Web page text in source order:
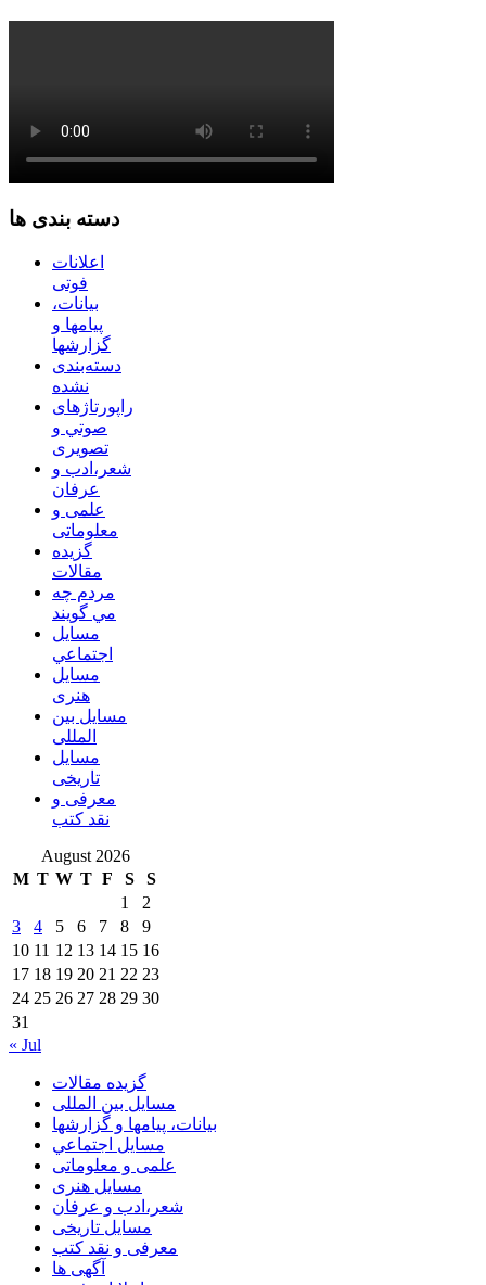
دسته بندی ها
اعلانات
فوتی
بیانات،
پیامها و
گزارشها
دسته‌بندی
نشده
راپورتاژهای
صوتي و
تصويری
شعر،ادب و
عرفان
علمی و
معلوماتی
گزیده
مقالات
مردم چه
مي گويند
مسايل
اجتماعي
مسايل
هنری
مسایل بین
المللی
مسایل
تاریخی
معرفی و
نقد کتب
August 2026
M T W T F S
S
1
2
3
4 5 6 7 8
9
10 11 12 13 14 15 16
17 18 19 20 21 22 23
24 25 26 27 28 29 30
31
« Jul
گزیده مقالات
مسایل بین المللی
بیانات، پیامها و گزارشها
مسايل اجتماعي
علمی و معلوماتی
مسايل هنری
شعر،ادب و عرفان
مسایل تاریخی
معرفی و نقد کتب
آگهی ها